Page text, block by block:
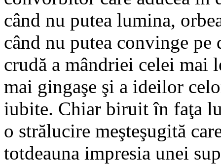
când nu putea lumina,
când nu putea convinge
crudă a mândriei celei mai
mai gingaşe şi a ideilor
iubite. Chiar biruit în faţa
o strălucire meşteşugită
totdeauna impresia unei